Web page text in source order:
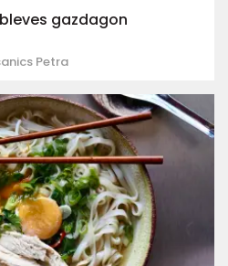
gazdagon
Petra